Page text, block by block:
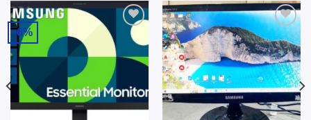
-6%
Add to
wishlist
Add to
wishlist